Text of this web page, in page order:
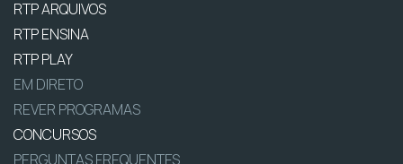
RTP ARQUIVOS
RTP ENSINA
RTP PLAY
EM DIRETO
REVER PROGRAMAS
CONCURSOS
PERGUNTAS FREQUENTES